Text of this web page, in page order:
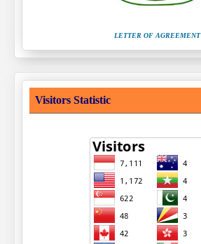
LETTER OF AGREEMENT
Visitors Statistic